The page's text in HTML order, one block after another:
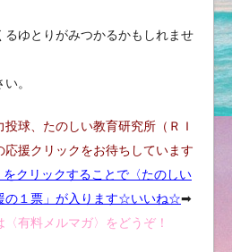
ゆとりがみつかるかもしれませ
。
球、たのしい教育研究所（ＲＩ
応援クリックをお待ちしています
クリックすることで〈たのしい
の１票」が入ります☆いいね☆➡︎
有料メルマガ〉をどうぞ！